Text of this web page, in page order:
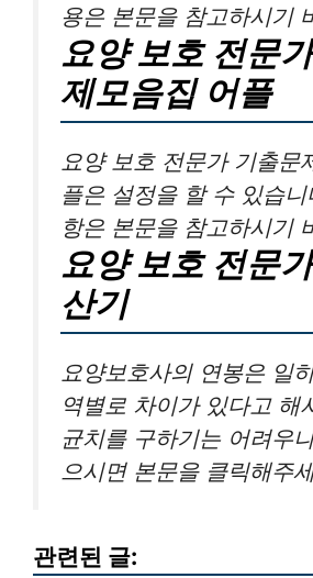
용은 본문을 참고하시기
요양 보호 전문
제모음집 어플
요양 보호 전문가 기출문
플은 설정을 할 수 있습
항은 본문을 참고하시기
요양 보호 전문
산기
요양보호사의 연봉은 일
역별로 차이가 있다고 해
균치를 구하기는 어려우
으시면 본문을 클릭해주
관련된 글: